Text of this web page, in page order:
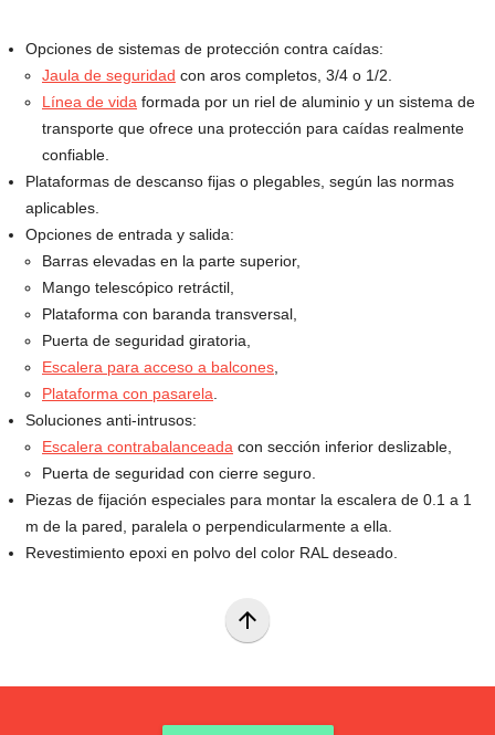
Opciones de sistemas de protección contra caídas:
Jaula de seguridad con aros completos, 3/4 o 1/2.
Línea de vida formada por un riel de aluminio y un sistema de
transporte que ofrece una protección para caídas realmente
confiable.
Plataformas de descanso fijas o plegables, según las normas
aplicables.
Opciones de entrada y salida:
Barras elevadas en la parte superior,
Mango telescópico retráctil,
Plataforma con baranda transversal,
Puerta de seguridad giratoria,
Escalera para acceso a balcones
Plataforma con pasarela
Soluciones anti-intrusos:
Escalera contrabalanceada con sección inferior deslizable,
Puerta de seguridad con cierre seguro.
Piezas de fijación especiales para montar la escalera de 0.1 a 1
m de la pared, paralela o perpendicularmente a ella.
Revestimiento epoxi en polvo del color RAL deseado.
arrow_upward